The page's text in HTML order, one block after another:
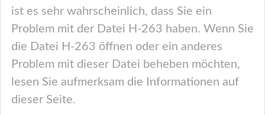
ist es sehr wahrscheinlich, dass Sie ein
Problem mit der Datei H-263 haben. Wenn Sie
die Datei H-263 öffnen oder ein anderes
Problem mit dieser Datei beheben möchten,
lesen Sie aufmerksam die Informationen auf
dieser Seite.